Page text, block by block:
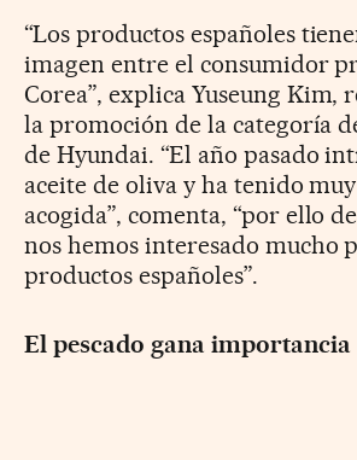
“Los productos españoles
imagen entre el consumidor
Corea”, explica Yuseung Kim,
la promoción de la categoría
de Hyundai. “El año pasado
aceite de oliva y ha tenido
acogida”, comenta, “por ello
nos hemos interesado mucho
productos españoles”.
El pescado gana importancia